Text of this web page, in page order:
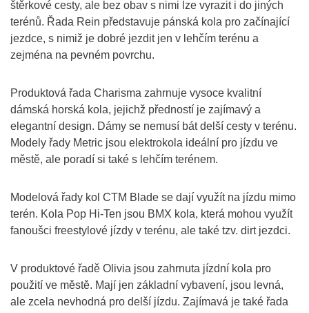
štěrkové cesty, ale bez obav s nimi lze vyrazit i do jiných
terénů. Řada Rein představuje pánská kola pro začínající
jezdce, s nimiž je dobré jezdit jen v lehčím terénu a
zejména na pevném povrchu.
Produktová řada Charisma zahrnuje vysoce kvalitní
dámská horská kola, jejichž předností je zajímavý a
elegantní design. Dámy se nemusí bát delší cesty v terénu.
Modely řady Metric jsou elektrokola ideální pro jízdu ve
městě, ale poradí si také s lehčím terénem.
Modelová řady kol CTM Blade se dají využít na jízdu mimo
terén. Kola Pop Hi-Ten jsou BMX kola, která mohou využít
fanoušci freestylové jízdy v terénu, ale také tzv. dirt jezdci.
V produktové řadě Olivia jsou zahrnuta jízdní kola pro
použití ve městě. Mají jen základní vybavení, jsou levná,
ale zcela nevhodná pro delší jízdu. Zajímavá je také řada